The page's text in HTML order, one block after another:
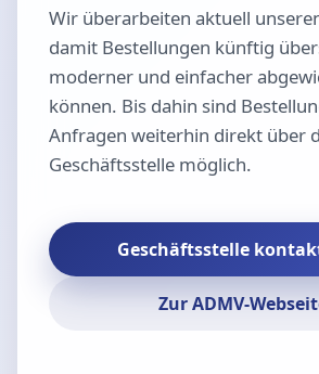
Wir überarbeiten aktuell
damit Bestellungen künftig
moderner und einfacher
können. Bis dahin sind
Anfragen weiterhin direkt über
Geschäftsstelle möglich.
Geschäftsstelle
Zur ADMV-